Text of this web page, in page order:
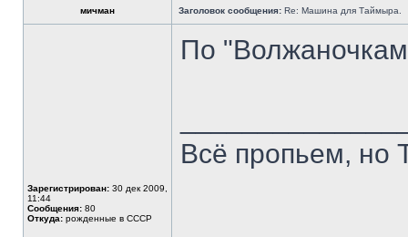
мичман Заголовок сообщения: Re: Машина для Таймыра.
Зарегистрирован: 30 дек 2009,
11:44
Сообщения: 80
Откуда: рожденные в СССР
По
Всё пропьем, но